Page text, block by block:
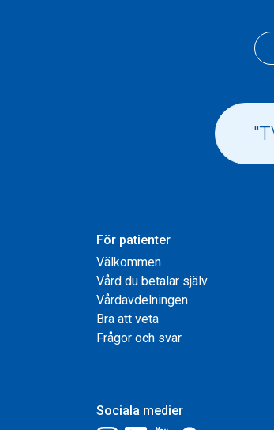
För patienter
Välkommen
Vård du betalar själv
Vårdavdelningen
Bra att veta
Frågor och svar
Sociala medier